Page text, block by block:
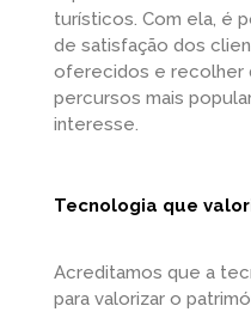
turísticos. Com ela, é
de satisfação dos
oferecidos e recolher
percursos mais
interesse.
Tecnologia que
Acreditamos que a
para valorizar o